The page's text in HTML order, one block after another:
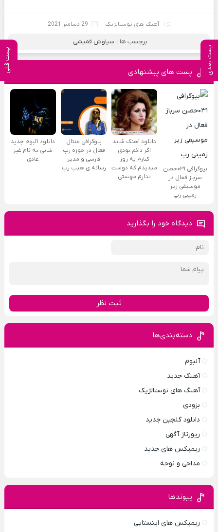
پست بعدی پست قبلی
آهنگ های نوستالژیک 29 دسامبر 2021
برچسب ها : سیاوش قمیشی
پست های پیشنهادی
بیوگرافی ۰۳۱حصن
سرباز فعال در
موسیقی زیر
زمینی رپ
دانلود آهنگ شاید
اگر دائم بودی
کنارم یه روز
میدیدم که دوست
ندارم مهستی
بیوگرافی منتال
فعال در حوزه رپ
فارسی و مدیر
رسانه ی هیپ رپ
دانلود آلبوم جدید
شابی به نام غیر
عادی
دیدگاه خود را بگذارید
ثبت نظر
دسته‌بندی‌ها
آلبوم
آهنگ جدید
آهنگ های نوستالژیک
بزودی
دانلود گلچین جدید
رپورتاژ آگهی
ریمیکس های جدید
مداحی و نوحه
پیوندها
ریمیکس های اینستایی